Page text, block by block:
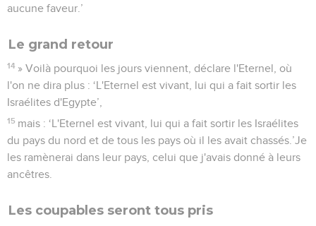
aucune faveur.’
Le grand retour
14 » Voilà pourquoi les jours viennent, déclare l'Eternel, où
l'on ne dira plus : ‘L'Eternel est vivant, lui qui a fait sortir les
Israélites d'Egypte’,
15 mais : ‘L'Eternel est vivant, lui qui a fait sortir les Israélites
du pays du nord et de tous les pays où il les avait chassés.’Je
les ramènerai dans leur pays, celui que j'avais donné à leurs
ancêtres.
Les coupables seront tous pris